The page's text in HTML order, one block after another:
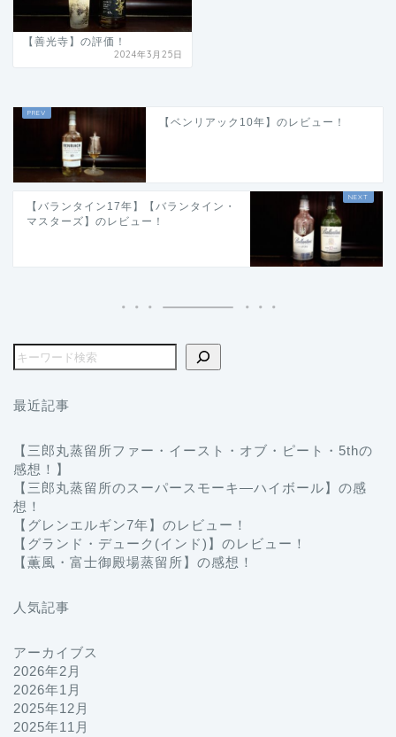
【善光寺】の評価！
2024年3月25日
【ベンリアック10年】のレビュー！
【バランタイン17年】【バランタイン・
マスターズ】のレビュー！
最近記事
【三郎丸蒸留所ファー・イースト・オブ・ピート・5thの
感想！】
【三郎丸蒸留所のスーパースモーキ―ハイボール】の感
想！
【グレンエルギン7年】のレビュー！
【グランド・デューク(インド)】のレビュー！
【薫風・富士御殿場蒸留所】の感想！
人気記事
アーカイブス
2026年2月
2026年1月
2025年12月
2025年11月